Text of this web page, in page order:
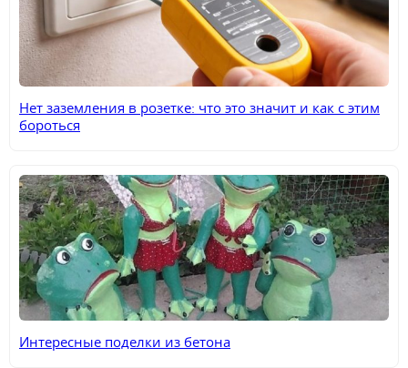
Нет заземления в розетке: что это значит и как с этим
бороться
Интересные поделки из бетона